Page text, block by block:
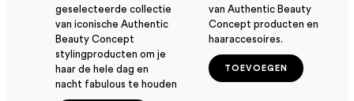
geselecteerde collectie
van iconische Authentic
Beauty Concept
stylingproducten om je
haar de hele dag en
nacht fabulous te houden
van Authentic Beauty
Concept producten en
haaraccesoires.
TOEVOEGEN